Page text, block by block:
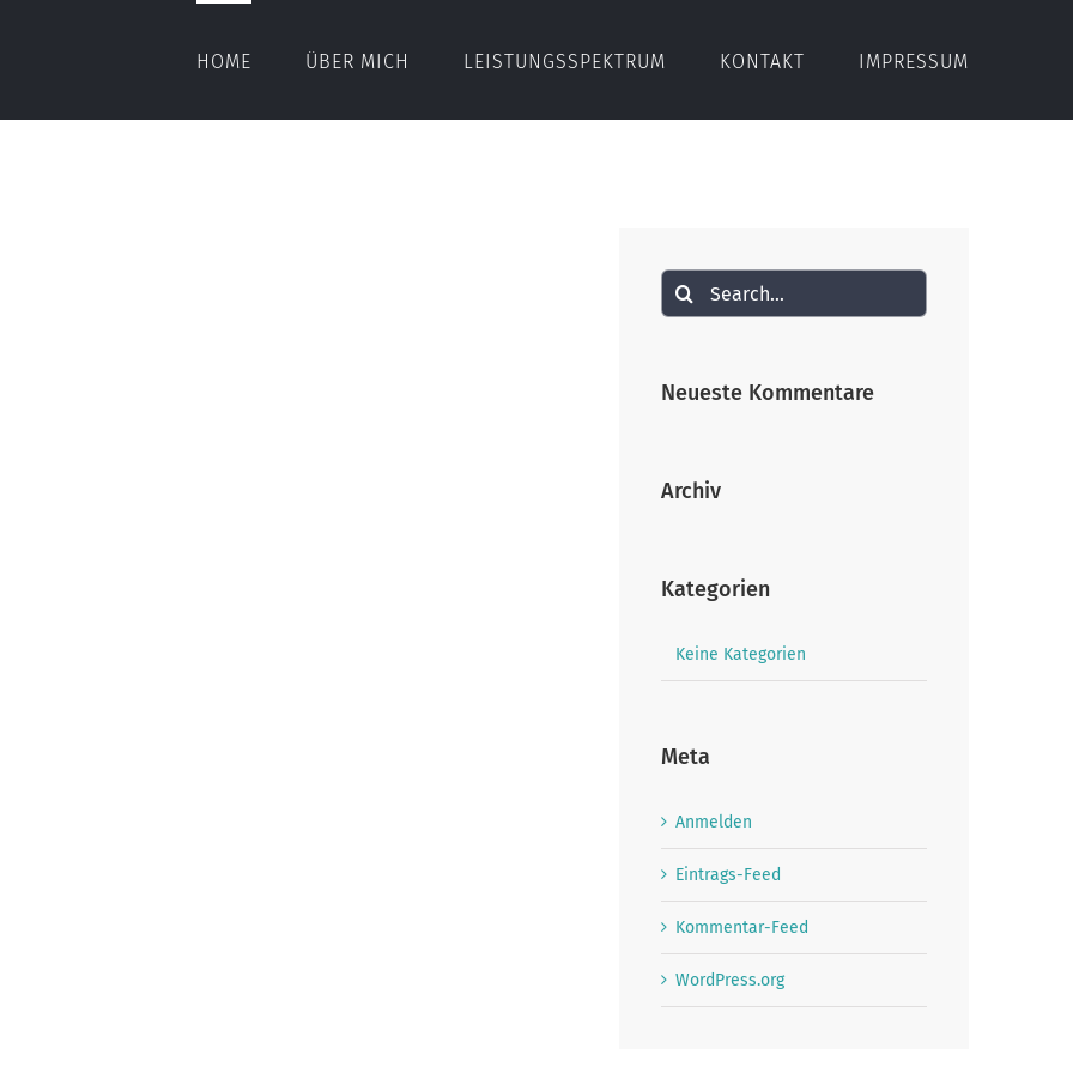
HOME ÜBER MICH LEISTUNGSSPEKTRUM KONTAKT IMPRESSUM
Search
for:
Neueste Kommentare
Archiv
Kategorien
Keine Kategorien
Meta
Anmelden
Eintrags-Feed
Kommentar-Feed
WordPress.org